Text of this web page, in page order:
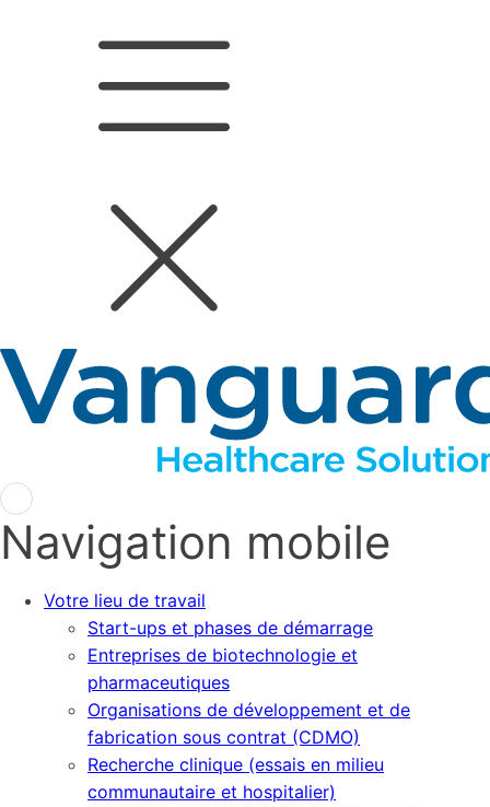
Navigation mobile
Votre lieu de travail
Start-ups et phases de démarrage
Entreprises de biotechnologie et
pharmaceutiques
Organisations de développement et de
fabrication sous contrat (CDMO)
Recherche clinique (essais en milieu
communautaire et hospitalier)